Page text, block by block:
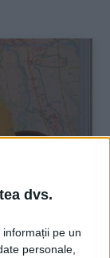
dvs.
pe un
personale,